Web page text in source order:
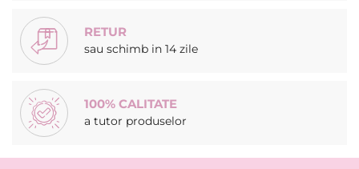
RETUR
sau schimb in 14 zile
100% CALITATE
a tutor produselor